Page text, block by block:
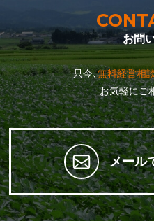
お問
只今､無料経営相
お気軽にご
メール